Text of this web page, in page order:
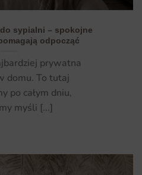
sypialni – spokojne
odpocząć
prywatna
domu. To tutaj
po całym dniu,
myśli [...]